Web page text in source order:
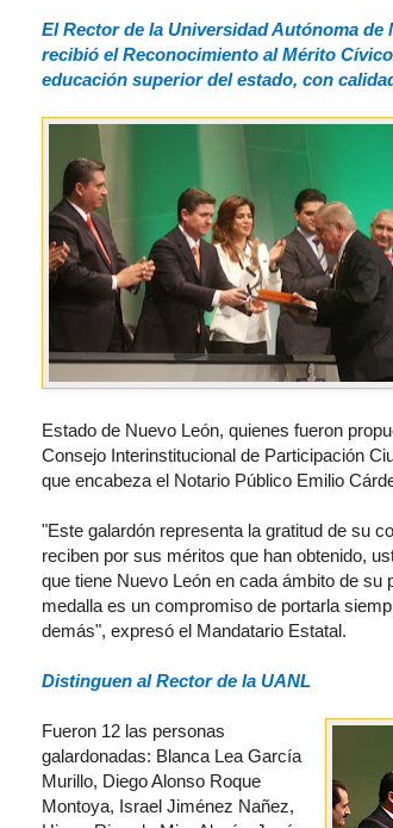
El Rector de la Universidad Autónoma
recibió el Reconocimiento al Mérito
educación superior del estado, con
Estado de Nuevo León, quienes fueron
Consejo Interinstitucional de Participación
que encabeza el Notario Público Emilio
"Este galardón representa la gratitud de su
reciben por sus méritos que han obtenido,
que tiene Nuevo León en cada ámbito de
medalla es un compromiso de portarla
demás", expresó el Mandatario Estatal.
Distinguen al Rector de la UANL
Fueron 12 las personas
galardonadas: Blanca Lea García
Murillo, Diego Alonso Roque
Montoya, Israel Jiménez Nañez,